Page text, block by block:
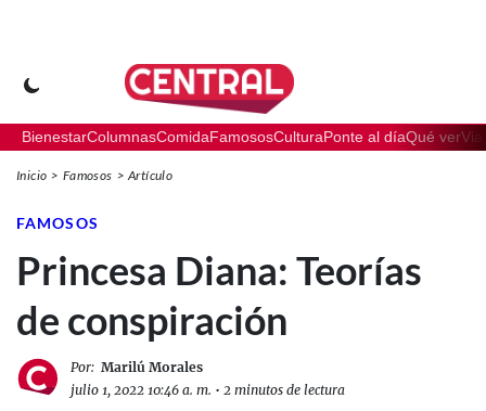
BienestarColumnasComidaFamososCulturaPonte al díaQué ver
Inicio Famosos Artículo
FAMOSOS
Princesa Diana: Teorías
de conspiración
Por: Marilú Morales
julio 1, 2022 10:46 a. m. • 2 minutos de lectura